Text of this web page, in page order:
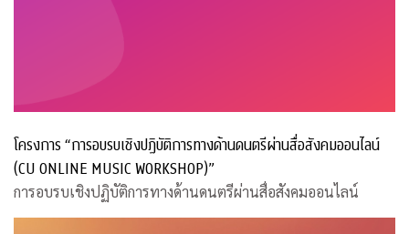
โครงการ “การอบรบเชิงปฏิบัติการทางด้านดนตรีผ่านสื่อสังคมออนไลน์
(CU ONLINE MUSIC WORKSHOP)”
การอบรบเชิงปฏิบัติการทางด้านดนตรีผ่านสื่อสังคมออนไลน์